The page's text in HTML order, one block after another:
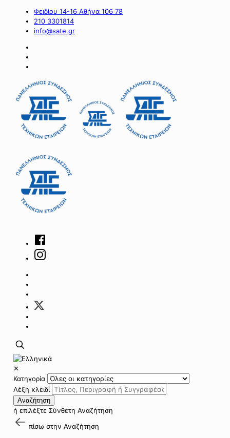
Φειδίου 14-16 Αθήνα 106 78
210 3301814
info@sate.gr
✕
Κατηγορία
Λέξη κλειδί
Αναζήτηση
ή επιλέξτε Σύνθετη Αναζήτηση
πίσω στην Αναζήτηση